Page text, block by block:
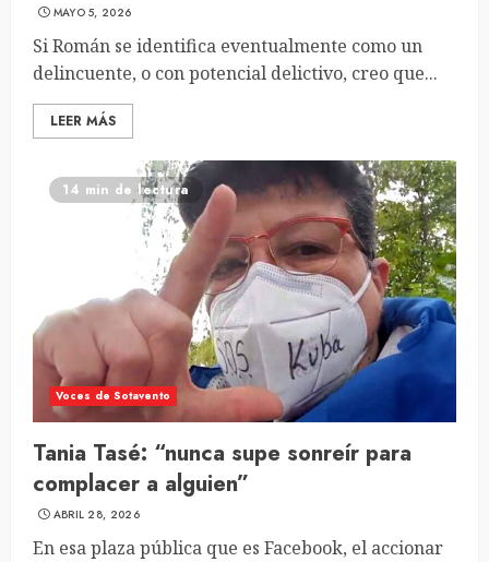
MAYO 5, 2026
Si Román se identifica eventualmente como un
delincuente, o con potencial delictivo, creo que...
LEER MÁS
14 min de lectura
Voces de Sotavento
Tania Tasé: “nunca supe sonreír para
complacer a alguien”
ABRIL 28, 2026
En esa plaza pública que es Facebook, el accionar